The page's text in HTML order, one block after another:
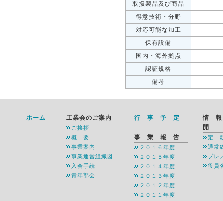
取扱製品及び商品
得意技術・分野
対応可能な加工
保有設備
国内・海外拠点
認証規格
備考
ホーム 工業会のご案内
ご挨拶
概 要
事業案内
事業運営組織図
入会手続
青年部会
行 事 予 定
事 業 報 告
２０１６年度
２０１５年度
２０１４年度
２０１３年度
２０１２年度
２０１１年度
情
開
定
通常
プレ
役員